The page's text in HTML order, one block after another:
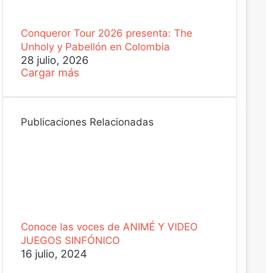
Conqueror Tour 2026 presenta: The
Unholy y Pabellón en Colombia
28 julio, 2026
Cargar más
Publicaciones Relacionadas
Conoce las voces de ANIMÉ Y VIDEO
JUEGOS SINFÓNICO
16 julio, 2024